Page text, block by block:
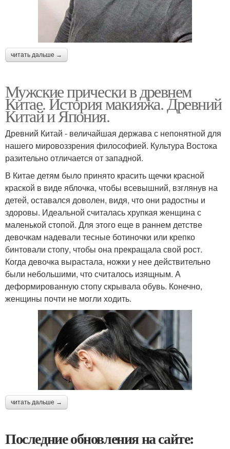
читать дальше →
Мужские прически в древнем
Китае. История макияжа. Древний
Китай и Япония.
Древний Китай - величайшая держава с непонятной для
нашего мировоззрения философией. Культура Востока
разительно отличается от западной.
В Китае детям было принято красить щечки красной
краской в виде яблочка, чтобы всевышний, взглянув на
детей, оставался доволен, видя, что они радостны и
здоровы. Идеальной считалась хрупкая женщина с
маленькой стопой. Для этого еще в раннем детстве
девочкам надевали тесные ботиночки или крепко
бинтовали стопу, чтобы она прекращала свой рост.
Когда девочка вырастала, ножки у нее действительно
были небольшими, что считалось изящным. А
деформированную стопу скрывала обувь. Конечно,
женщины почти не могли ходить.
читать дальше →
Последние обновления на сайте: